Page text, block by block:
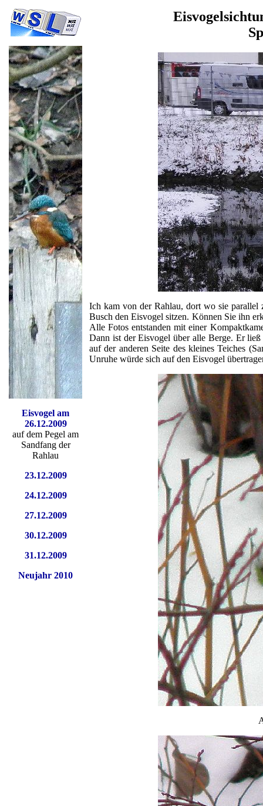
Eisvogel am
26.12.2009
auf dem Pegel am
Sandfang der
Rahlau
23.12.2009
24.12.2009
27.12.2009
30.12.2009
31.12.2009
Neujahr 2010
Ich kam von der Rahlau, dort wo sie parallel
Busch den Eisvogel sitzen. Können Sie ihn
Alle Fotos entstanden mit einer
Dann ist der Eisvogel über alle Berge. Er
auf der anderen Seite des kleines Teiches
Unruhe würde sich auf den Eisvogel